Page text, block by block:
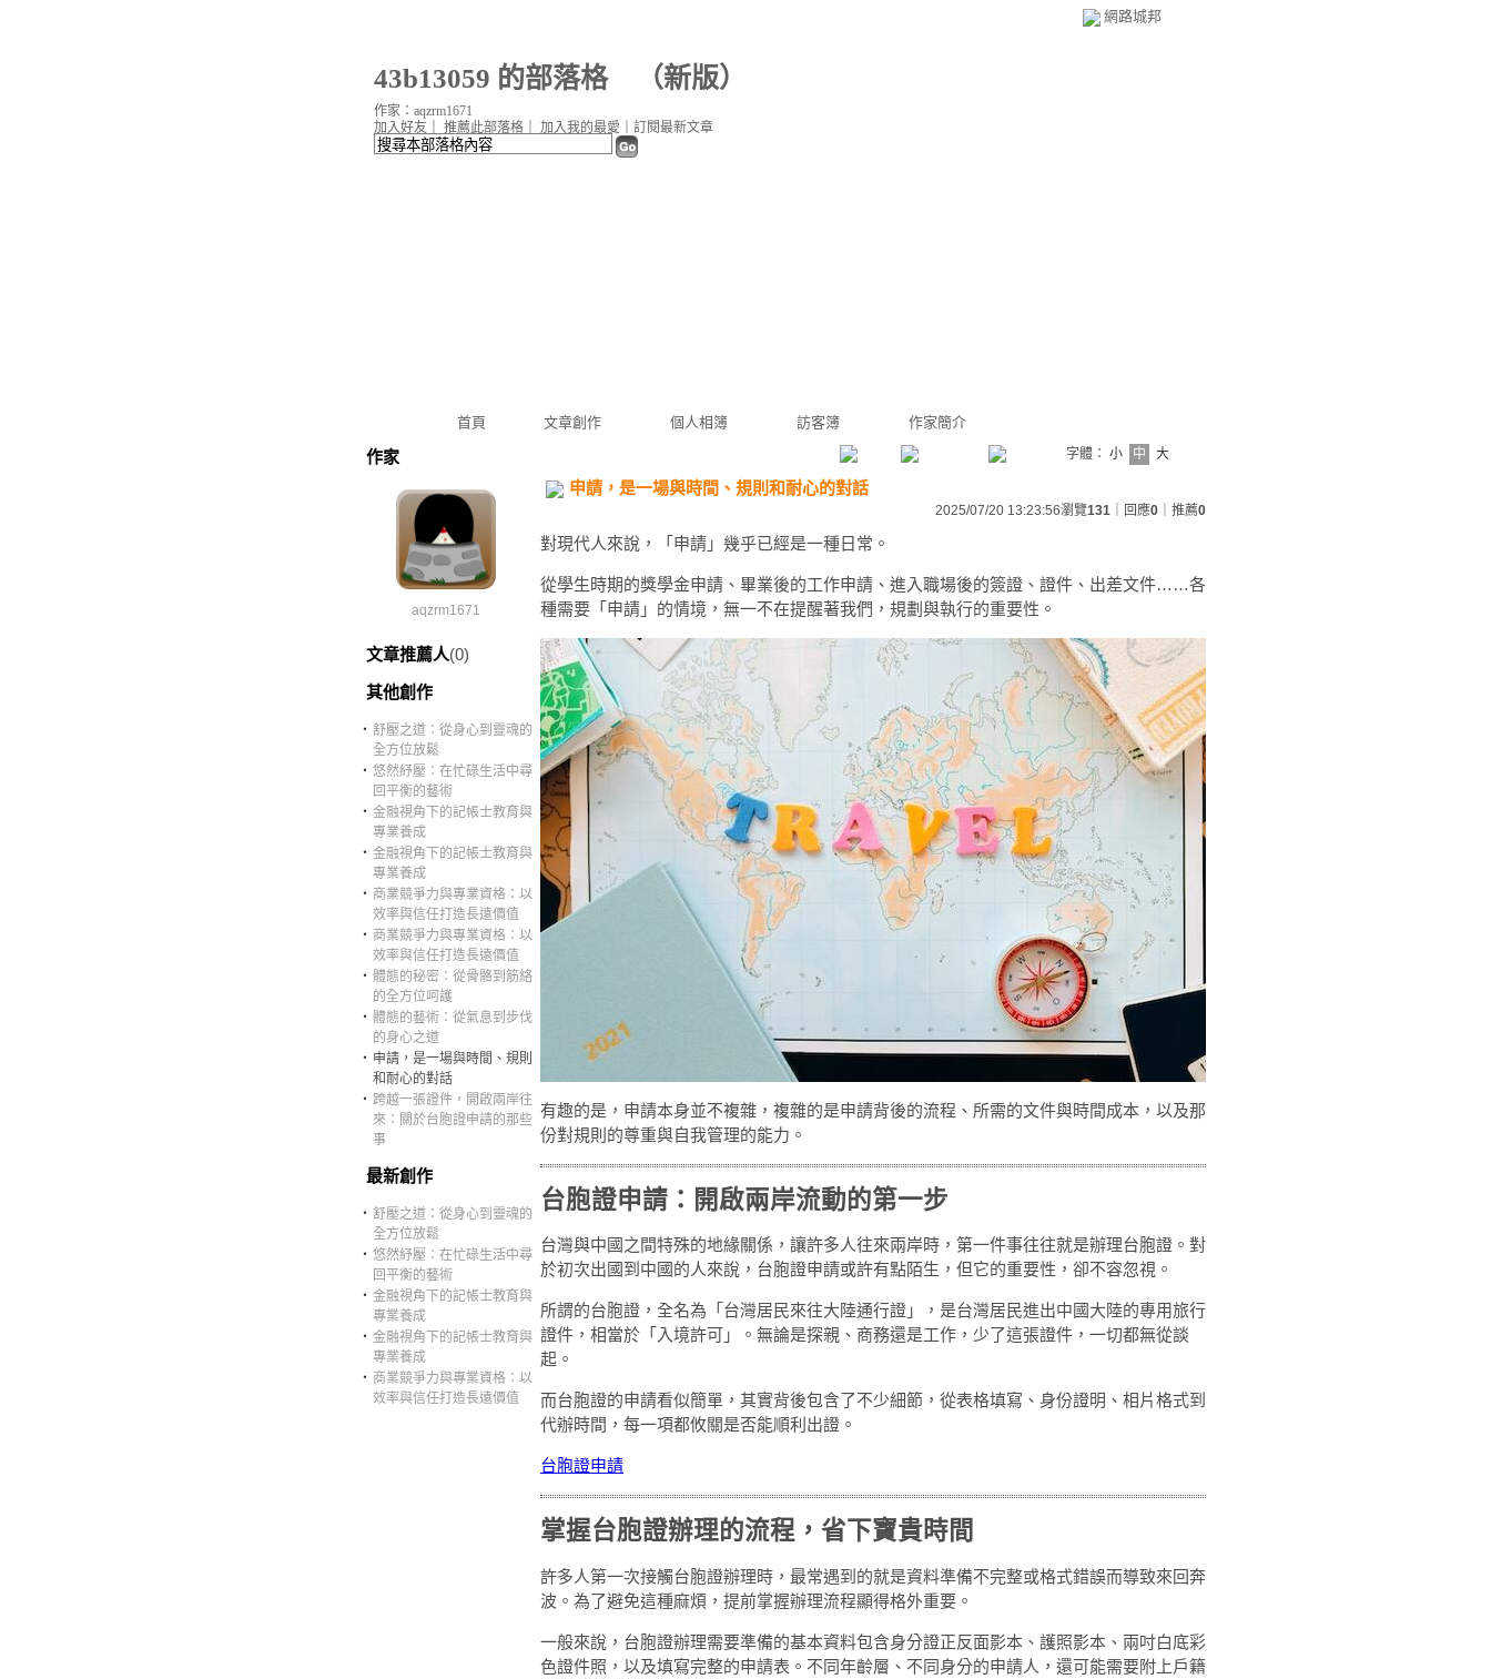
網路城邦
43b13059 的部落格（新版）
首頁 文章創作 個人相簿 訪客簿 作家簡介
加入好友 推薦此部落格 加入我的最愛 訂閱最新文章
作家：aqzrm1671
作家
aqzrm1671
文章推薦人(0)
其他創作
‧ 舒壓之道：從身心到靈魂的
全方位放鬆
‧ 悠然紓壓：在忙碌生活中尋
回平衡的藝術
‧ 金融視角下的記帳士教育與
專業養成
‧ 金融視角下的記帳士教育與
專業養成
‧ 商業競爭力與專業資格：以
效率與信任打造長遠價值
‧ 商業競爭力與專業資格：以
效率與信任打造長遠價值
‧ 體態的秘密：從骨骼到筋絡
的全方位呵護
‧ 體態的藝術：從氣息到步伐
的身心之道
‧ 申請，是一場與時間、規則
和耐心的對話
‧ 跨越一張證件，開啟兩岸往
來：關於台胞證申請的那些
事
最新創作
‧ 舒壓之道：從身心到靈魂的
全方位放鬆
‧ 悠然紓壓：在忙碌生活中尋
回平衡的藝術
‧ 金融視角下的記帳士教育與
專業養成
‧ 金融視角下的記帳士教育與
專業養成
‧ 商業競爭力與專業資格：以
效率與信任打造長遠價值
字體： 小 中 大
申請，是一場與時間、規則和耐心的對話
2025/07/20 13:23:56瀏覽131 ｜回應0 ｜推薦0
對現代人來說，「申請」幾乎已經是一種日常。
從學生時期的獎學金申請、畢業後的工作申請、進入職場後的簽證、證件、出差文件……各
種需要「申請」的情境，無一不在提醒著我們，規劃與執行的重要性。
有趣的是，申請本身並不複雜，複雜的是申請背後的流程、所需的文件與時間成本，以及那
份對規則的尊重與自我管理的能力。
台胞證申請：開啟兩岸流動的第一步
台灣與中國之間特殊的地緣關係，讓許多人往來兩岸時，第一件事往往就是辦理台胞證。對
於初次出國到中國的人來說，台胞證申請或許有點陌生，但它的重要性，卻不容忽視。
所謂的台胞證，全名為「台灣居民來往大陸通行證」，是台灣居民進出中國大陸的專用旅行
證件，相當於「入境許可」。無論是探親、商務還是工作，少了這張證件，一切都無從談
起。
而台胞證的申請看似簡單，其實背後包含了不少細節，從表格填寫、身份證明、相片格式到
代辦時間，每一項都攸關是否能順利出證。
台胞證申請
掌握台胞證辦理的流程，省下寶貴時間
許多人第一次接觸台胞證辦理時，最常遇到的就是資料準備不完整或格式錯誤而導致來回奔
波。為了避免這種麻煩，提前掌握辦理流程顯得格外重要。
一般來說，台胞證辦理需要準備的基本資料包含身分證正反面影本、護照影本、兩吋白底彩
色證件照，以及填寫完整的申請表。不同年齡層、不同身分的申請人，還可能需要附上戶籍